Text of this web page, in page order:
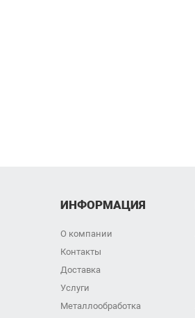
ИНФОРМАЦИЯ
О компании
Контакты
Доставка
Услуги
Металлообработка